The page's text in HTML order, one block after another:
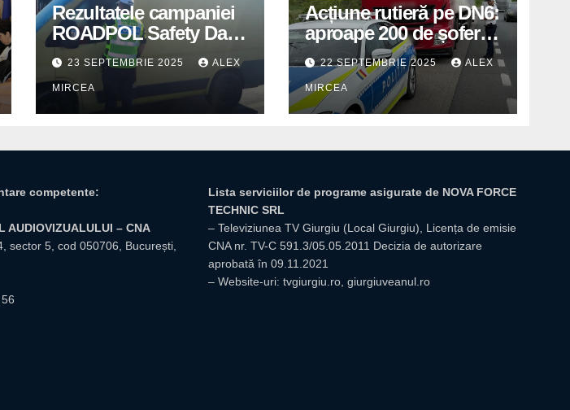
Rezultatele campaniei
ROADPOL Safety Days
– o zi fără decese în
trafic
23 SEPTEMBRIE 2025 ALEX
MIRCEA
Acțiune rutieră pe DN6:
aproape 200 de șoferi
amendați de polițiștii
din Mihăilești
22 SEPTEMBRIE 2025 ALEX
MIRCEA
competente:
AUDIOVIZUALULUI – CNA
sector 5, cod 050706, București,
Lista serviciilor de programe asigurate de NOVA FORCE
TECHNIC SRL
– Televiziunea TV Giurgiu (Local Giurgiu), Licența de emisie
CNA nr. TV-C 591.3/05.05.2011 Decizia de autorizare
aprobată în 09.11.2021
– Website-uri: tvgiurgiu.ro, giurgiuveanul.ro